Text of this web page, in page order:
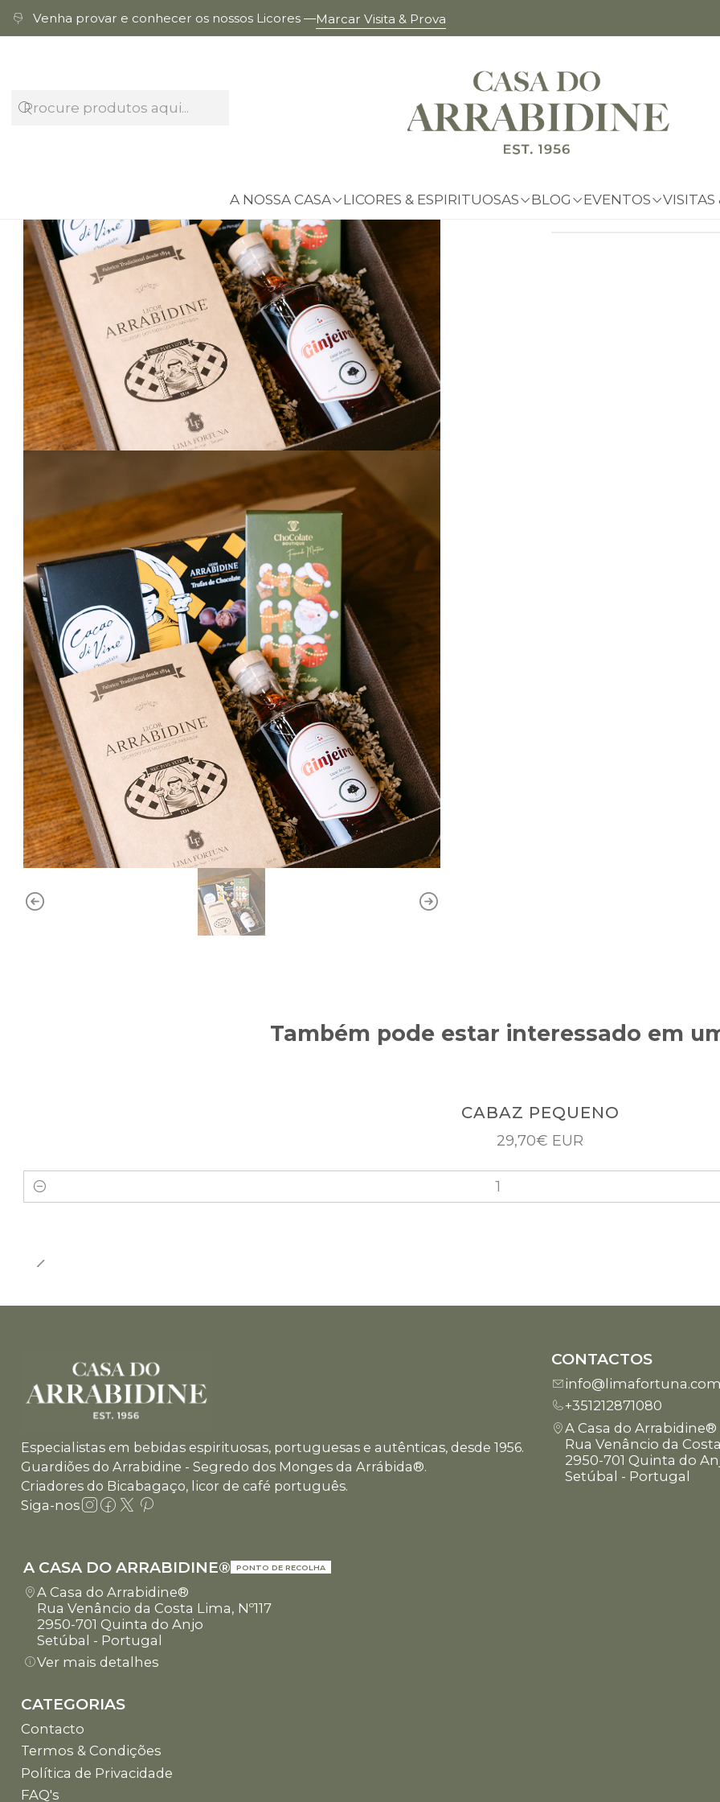
A NOSSA CASA LICORES & ESPIRITUOSAS BLOG EVENTOS VISITAS
Venha provar e conhecer os nossos Licores —Marcar Visita & Prova
|
Adicionar à
Também pode estar interessado em
CABAZ PEQUENO
29,70€ EUR
Quantidade
Especialistas em bebidas espirituosas, portuguesas e autênticas, desde 1956.
Guardiões do Arrabidine - Segredo dos Monges da Arrábida®.
Criadores do Bicabagaço, licor de café português.
Siga-nos
CONTACTOS
+351212871080
A Casa do Arrabidine®
Rua Venâncio da Costa
2950-701 Quinta do
Setúbal - Portugal
A CASA DO ARRABIDINE® PONTO DE RECOLHA
A Casa do Arrabidine®
Rua Venâncio da Costa Lima, Nº117
2950-701 Quinta do Anjo
Setúbal - Portugal
Ver mais detalhes
CATEGORIAS
Contacto
Termos & Condições
Política de Privacidade
FAQ's